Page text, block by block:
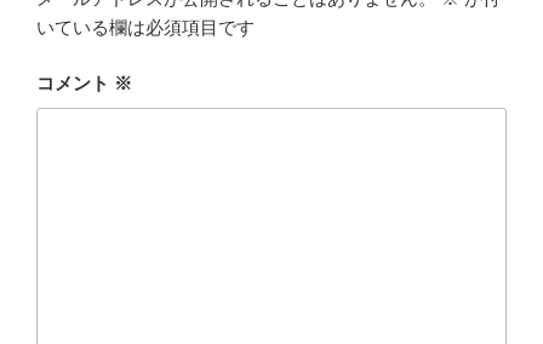
いている欄は必須項目です
コメント ※